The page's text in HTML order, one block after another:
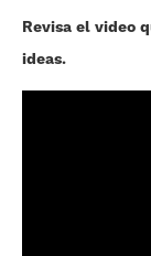
Revisa el video
ideas.